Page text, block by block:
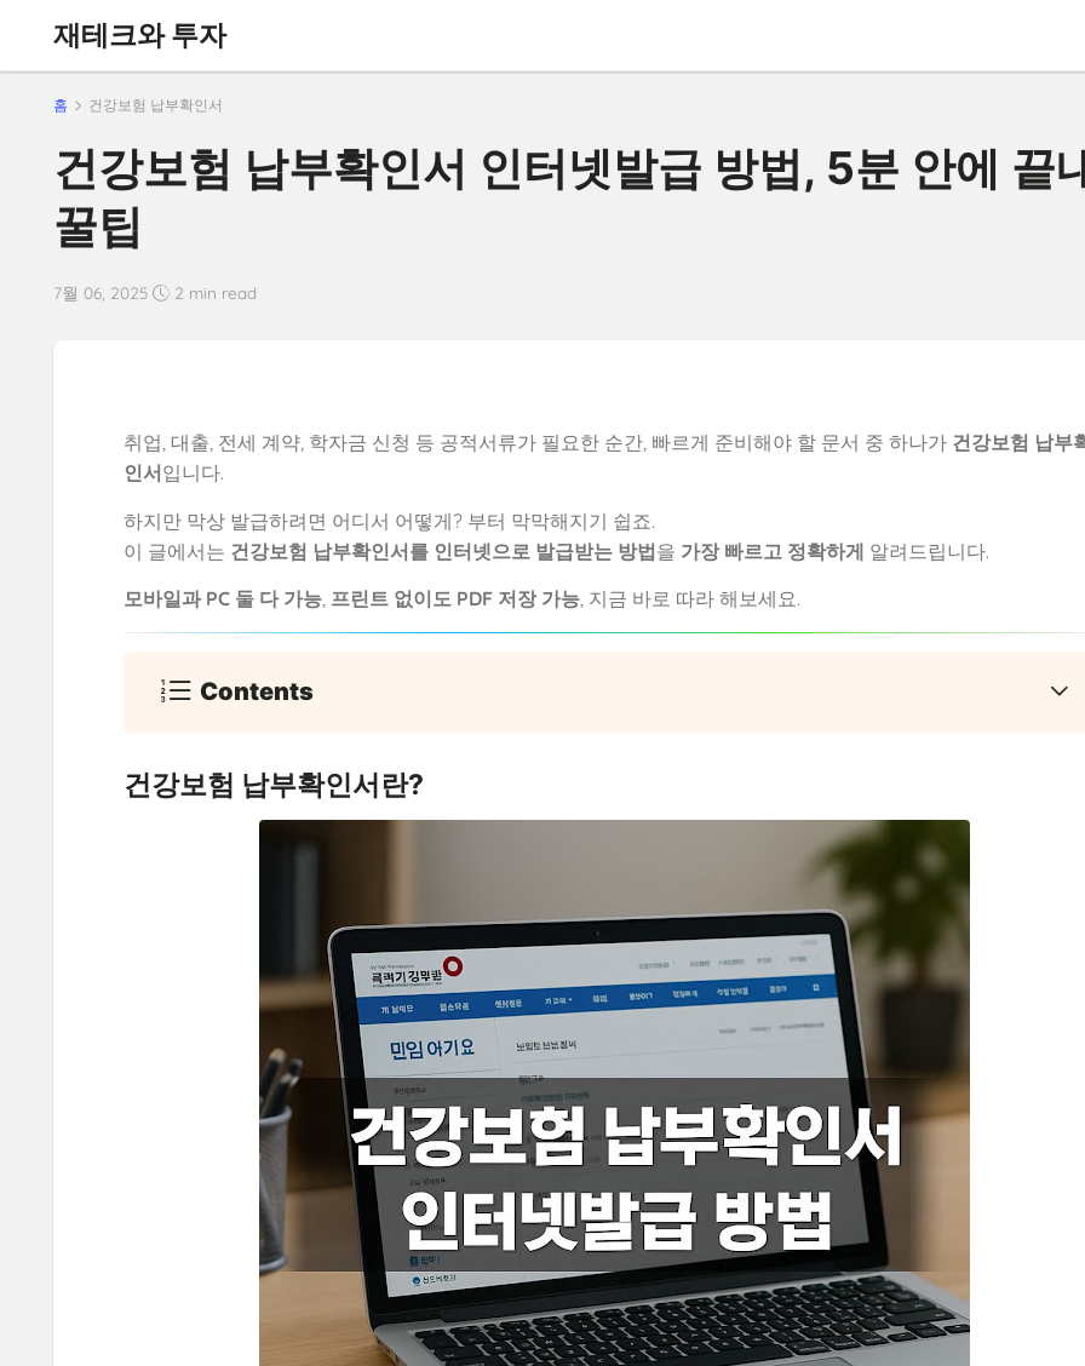
재테크와 투자
홈 건강보험 납부확인서
건강보험 납부확인서 인터넷발급 방법, 5분 안에 끝
꿀팁
7월 06, 2025 2 min read
취업, 대출, 전세 계약, 학자금 신청 등 공적서류가 필요한 순간, 빠르게 준비해야 할 문서 중 하나가 건강보험 납부
인서입니다.
하지만 막상 발급하려면 어디서 어떻게? 부터 막막해지기 쉽죠.
이 글에서는 건강보험 납부확인서를 인터넷으로 발급받는 방법을 가장 빠르고 정확하게 알려드립니다.
모바일과 PC 둘 다 가능, 프린트 없이도 PDF 저장 가능, 지금 바로 따라 해보세요.
Contents
건강보험 납부확인서란?